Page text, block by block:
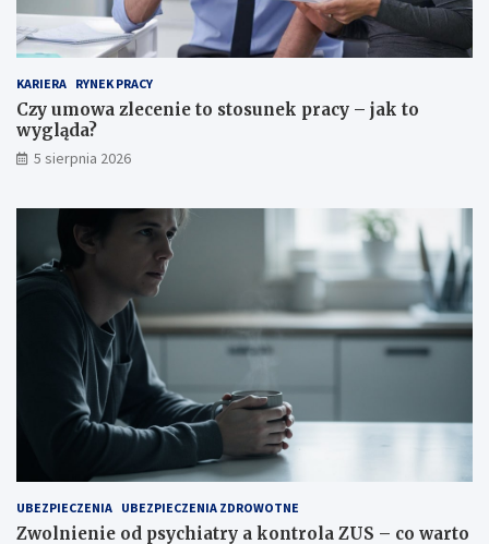
KARIERA RYNEK PRACY
Czy umowa zlecenie to stosunek pracy – jak to
wygląda?
5 sierpnia 2026
UBEZPIECZENIA UBEZPIECZENIA ZDROWOTNE
Zwolnienie od psychiatry a kontrola ZUS – co warto